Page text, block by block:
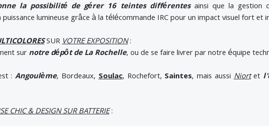
la possibilité de gérer 16 teintes différentesainsi que la gestion
lumineuse grâce à la télécommande IRC pour un impact visuel fort et
SURVOTRE EXPOSITION:
surnotre dépôt de La Rochelle, ou de se faire livrer par notre équipe
:Angoulème, Bordeaux,Soulac, Rochefort, Saintes, mais aussiNiortet
CHIC & DESIGN SUR BATTERIE: